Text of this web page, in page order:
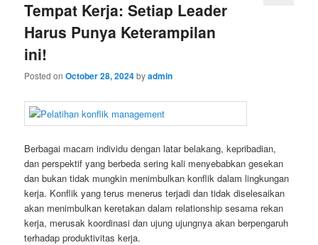
Tempat Kerja: Setiap Leader
Harus Punya Keterampilan
ini!
Posted onOctober 28, 2024byadmin
Berbagai macam individu dengan latar belakang, kepribadian,
dan perspektif yang berbeda sering kali menyebabkan gesekan
dan bukan tidak mungkin menimbulkan konflik dalam lingkungan
kerja. Konflik yang terus menerus terjadi dan tidak diselesaikan
akan menimbulkan keretakan dalam relationship sesama rekan
kerja, merusak koordinasi dan ujung ujungnya akan berpengaruh
terhadap produktivitas kerja.